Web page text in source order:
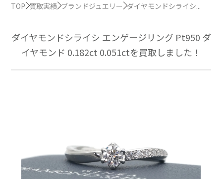
TOP 買取実績 ブランドジュエリー ダイヤモンドシライシ...
ダイヤモンドシライシ エンゲージリング Pt950 ダ
イヤモンド 0.182ct 0.051ctを買取しました！